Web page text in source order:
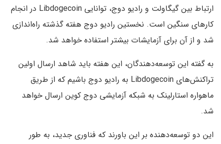
ارتباط بین گیگاولت و رادیو دوج، توانایی Libdogecoin در انجام
کارهای سنگین است. نخستین رادیو دوج هفته گذشته راه‌اندازی
شد و از آن برای آزمایشات بیشتر استفاده خواهد شد.
به گفته این توسعه‌دهندگان، این هفته باید شاهد ارسال اولین
تراکنش‌های Libdogecoin به رادیو دوج باشیم که از طریق
ماهواره استارلینک به شبکه آزمایشی دوج کوین ارسال خواهد
شد.
این دو توسعه‌دهنده بر این باورند که فناوری جدید، به طور